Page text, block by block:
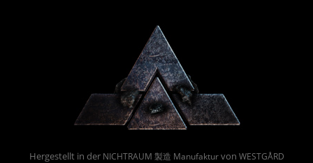
Hergestellt in der NICHTRAUM 製造 Manufakturvon WESTGÅRD
Powered By :